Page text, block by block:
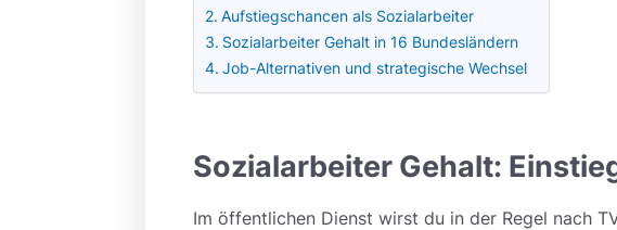
Aufstiegschancen als Sozialarbeiter
Sozialarbeiter Gehalt in 16 Bundesländern
Job-Alternativen und strategische Wechsel
Sozialarbeiter Gehalt:
Im öffentlichen Dienst wirst du in der Regel nach